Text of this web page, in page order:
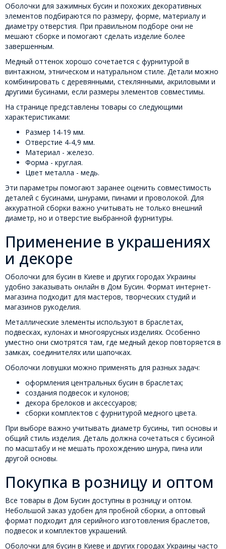
Оболочки для зажимных бусин и похожих декоративных
элементов подбираются по размеру, форме, материалу и
диаметру отверстия. При правильном подборе они не
мешают сборке и помогают сделать изделие более
завершенным.
Медный оттенок хорошо сочетается с фурнитурой в
винтажном, этническом и натуральном стиле. Детали можно
комбинировать с деревянными, стеклянными, акриловыми и
другими бусинами, если размеры элементов совместимы.
На странице представлены товары со следующими
характеристиками:
Размер 14-19 мм.
Отверстие 4-4,9 мм.
Материал - железо.
Форма - круглая.
Цвет металла - медь.
Эти параметры помогают заранее оценить совместимость
деталей с бусинами, шнурами, пинами и проволокой. Для
аккуратной сборки важно учитывать не только внешний
диаметр, но и отверстие выбранной фурнитуры.
Применение в украшениях
и декоре
Оболочки для бусин в Киеве и других городах Украины
удобно заказывать онлайн в Дом Бусин. Формат интернет-
магазина подходит для мастеров, творческих студий и
магазинов рукоделия.
Металлические элементы используют в браслетах,
подвесках, кулонах и многоярусных изделиях. Особенно
уместно они смотрятся там, где медный декор повторяется в
замках, соединителях или шапочках.
Оболочки ловушки можно применять для разных задач:
оформления центральных бусин в браслетах;
создания подвесок и кулонов;
декора брелоков и аксессуаров;
сборки комплектов с фурнитурой медного цвета.
При выборе важно учитывать диаметр бусины, тип основы и
общий стиль изделия. Деталь должна сочетаться с бусиной
по масштабу и не мешать прохождению шнура, пина или
другой основы.
Покупка в розницу и оптом
Все товары в Дом Бусин доступны в розницу и оптом.
Небольшой заказ удобен для пробной сборки, а оптовый
формат подходит для серийного изготовления браслетов,
подвесок и комплектов украшений.
Оболочки для бусин в Киеве и других городах Украины часто